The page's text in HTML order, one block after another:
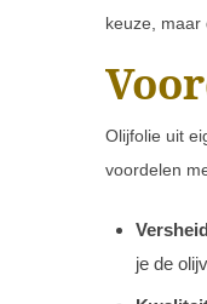
keuze, maar
Olijfolie uit
voordelen
je de